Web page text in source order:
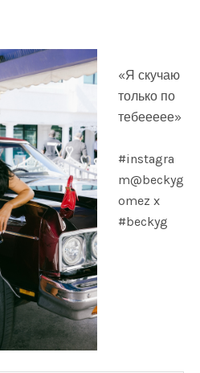
«Я скучаю
только по
тебеееее»
#instagra
m@beckyg
omez x
#beckyg